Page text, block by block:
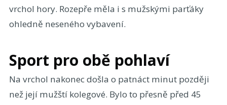
vrchol hory. Rozepře měla i s mužskými parťáky
ohledně neseného vybavení.
Sport pro obě pohlaví
Na vrchol nakonec došla o patnáct minut později
než její mužští kolegové. Bylo to přesně před 45